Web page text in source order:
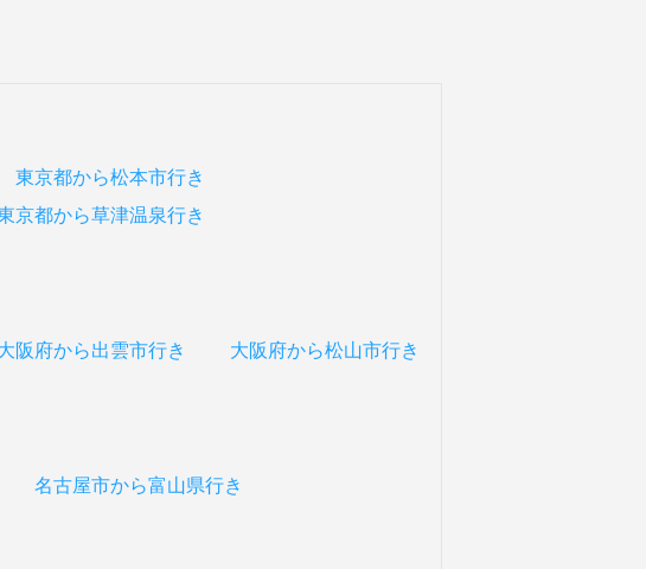
東京都から松本市行き
京都から草津温泉行き
阪府から出雲市行き
大阪府から松山市行き
名古屋市から富山県行き